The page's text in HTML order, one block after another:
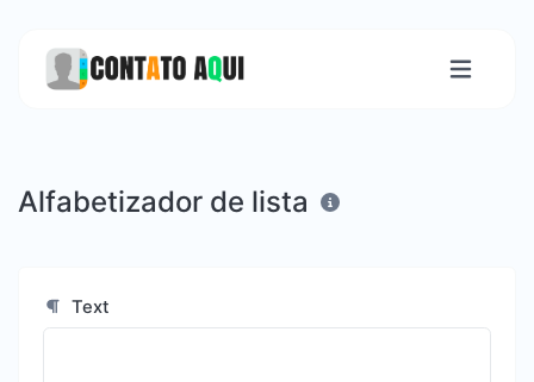
Alfabetizador de lista
Text